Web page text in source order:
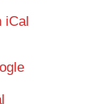
iCal